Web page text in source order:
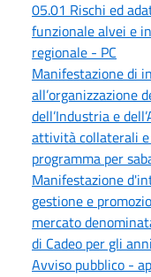
05.01 Rischi ed
funzionale alvei e
regionale - PC
Manifestazione di
all’organizzazione
dell’Industria e
attività collaterali
programma per
Manifestazione
gestione e
mercato
di Cadeo per gli
Avviso pubblico -